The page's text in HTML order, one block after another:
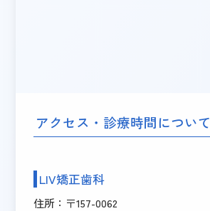
アクセス・診療時間について
LIV矯正歯科
住所：〒157-0062